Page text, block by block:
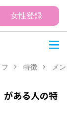
女性登録
特徴 メ
がある人の特